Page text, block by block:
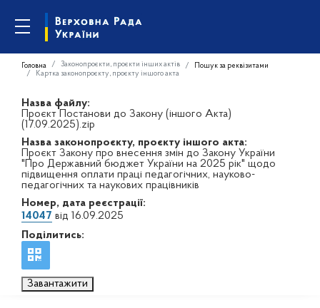
Головна Законопроєкти, проєкти інших актів
Пошук за реквізитами
Картка законопроєкту, проєкту іншого акта
Назва файлу:
Проєкт Постанови до Закону (іншого Акта)
(17.09.2025).zip
Назва законопроєкту, проєкту іншого акта:
Проєкт Закону про внесення змін до Закону України
"Про Державний бюджет України на 2025 рік" щодо
підвищення оплати праці педагогічних, науково-
педагогічних та наукових працівників
Номер, дата реєстрації:
14047 від 16.09.2025
Поділитись:
Завантажити